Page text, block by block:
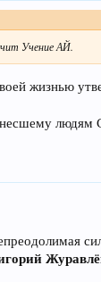
Учение АЙ.
жизнью
людям